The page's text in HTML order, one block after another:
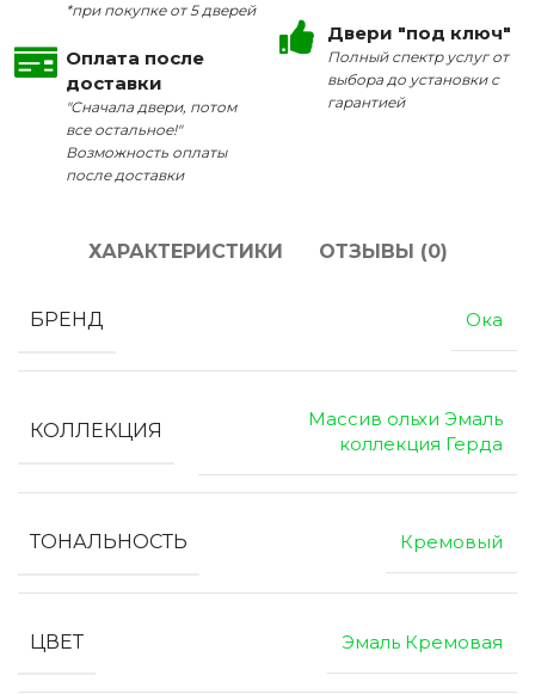
*при покупке от 5 дверей
Оплата после
доставки
"Сначала двери, потом
все остальное!"
Возможность оплаты
после доставки
Двери "под ключ"
Полный спектр услуг от
выбора до установки с
гарантией
ХАРАКТЕРИСТИКИ ОТЗЫВЫ (0)
БРЕНД Ока
КОЛЛЕКЦИЯ
Массив ольхи Эмаль
коллекция Герда
ТОНАЛЬНОСТЬ Кремовый
ЦВЕТ Эмаль Кремовая